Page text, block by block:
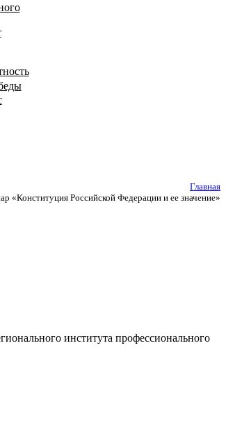
Главная
«Конституция Российской Федерации и ее значение»
института профессионального